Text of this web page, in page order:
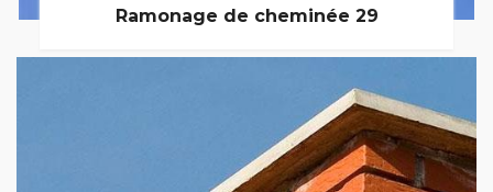
Ramonage de cheminée 29